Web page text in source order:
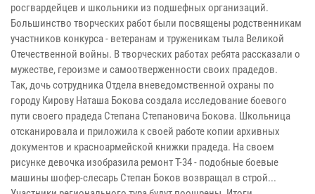
росгвардейцев и школьники из подшефных организаций.
Большинство творческих работ были посвящены родственникам
участников конкурса - ветеранам и труженикам тыла Великой
Отечественной войны. В творческих работах ребята рассказали о
мужестве, героизме и самоотверженности своих прадедов.
Так, дочь сотрудника Отдела вневедомственной охраны по
городу Кирову Наташа Бокова создала исследование боевого
пути своего прадеда Степана Степановича Бокова. Школьница
отсканировала и приложила к своей работе копии архивных
документов и красноармейской книжки прадеда. На своем
рисунке девочка изобразила ремонт Т-34 - подобные боевые
машины шофер-слесарь Степан Боков возвращал в строй...